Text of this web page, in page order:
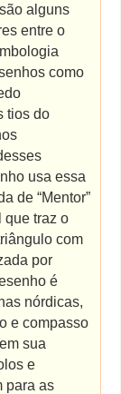
alguns
entre o
como
tios do
usa essa
de “Mentor”
que traz o
com
por
é
nórdicas,
e compasso
sua
e
para as